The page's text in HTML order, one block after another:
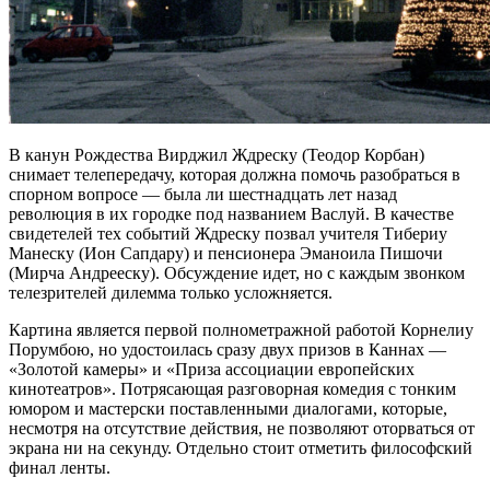
В канун Рождества Вирджил Ждреску (Теодор Корбан)
снимает телепередачу, которая должна помочь разобраться в
спорном вопросе — была ли шестнадцать лет назад
революция в их городке под названием Васлуй. В качестве
свидетелей тех событий Ждреску позвал учителя Тибериу
Манеску (Ион Сапдару) и пенсионера Эманоила Пишочи
(Мирча Андрееску). Обсуждение идет, но с каждым звонком
телезрителей дилемма только усложняется.
Картина является первой полнометражной работой Корнелиу
Порумбою, но удостоилась сразу двух призов в Каннах —
«Золотой камеры» и «Приза ассоциации европейских
кинотеатров». Потрясающая разговорная комедия с тонким
юмором и мастерски поставленными диалогами, которые,
несмотря на отсутствие действия, не позволяют оторваться от
экрана ни на секунду. Отдельно стоит отметить философский
финал ленты.